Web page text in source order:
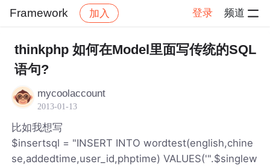
Framework 加入 登录 频道
社区 Framework 帖子详情
thinkphp 如何在Model里面写传统的SQL
语句?
mycoolaccount
2013-01-13
比如我想写
$insertsql = "INSERT INTO wordtest(english,chine
se,addedtime,user_id,phptime) VALUES('".$singlew